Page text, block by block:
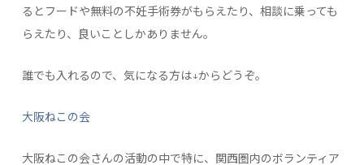
るとフードや無料の不妊手術券がもらえたり、相談に乗っても
らえたり、良いことしかありません。
誰でも入れるので、気になる方は↓からどうぞ。
大阪ねこの会
大阪ねこの会さんの活動の中で特に、関西圏内のボランティア